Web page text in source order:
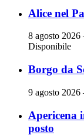
Alice nel
8 agosto 2026
Disponibile
Borgo da
9 agosto 2026
Apericena
posto